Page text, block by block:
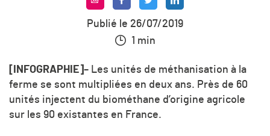
Publié le 26/07/2019
1 min
[INFOGRAPHIE] – Les unités de méthanisation à la
ferme se sont multipliées en deux ans. Près de 60
unités injectent du biométhane d’origine agricole
sur les 90 existantes en France.